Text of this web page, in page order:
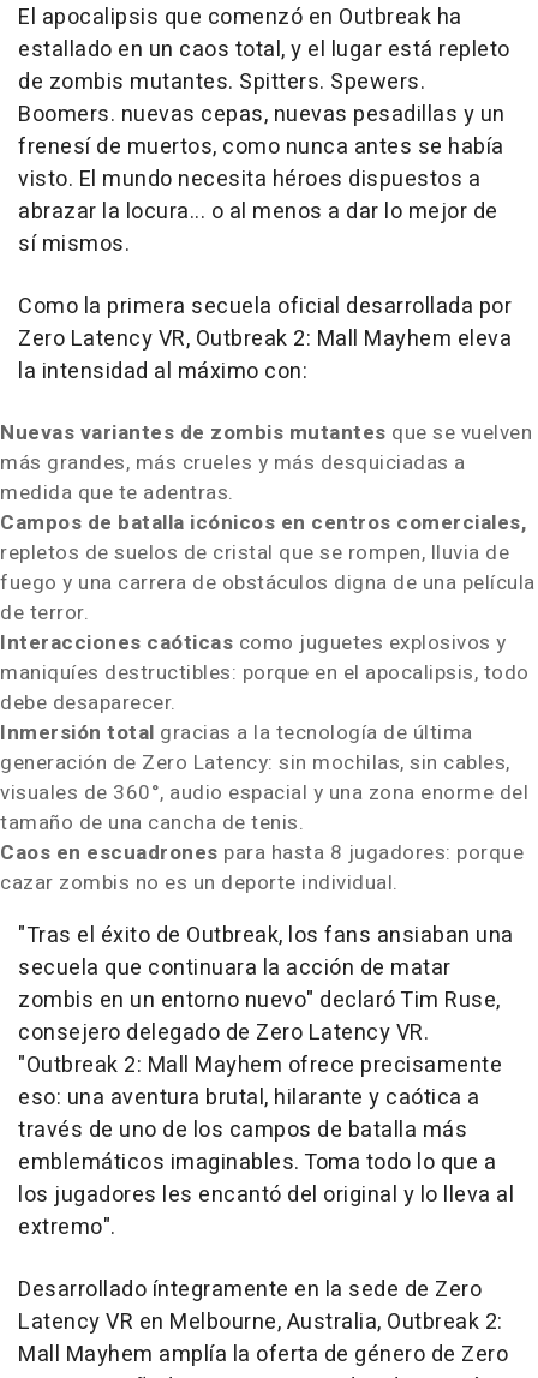
El apocalipsis que comenzó en Outbreak ha
estallado en un caos total, y el lugar está repleto
de zombis mutantes. Spitters. Spewers.
Boomers. nuevas cepas, nuevas pesadillas y un
frenesí de muertos, como nunca antes se había
visto. El mundo necesita héroes dispuestos a
abrazar la locura... o al menos a dar lo mejor de
sí mismos.
Como la primera secuela oficial desarrollada por
Zero Latency VR, Outbreak 2: Mall Mayhem eleva
la intensidad al máximo con:
Nuevas variantes de zombis mutantes que se vuelven
más grandes, más crueles y más desquiciadas a
medida que te adentras.
Campos de batalla icónicos en centros comerciales,
repletos de suelos de cristal que se rompen, lluvia de
fuego y una carrera de obstáculos digna de una película
de terror.
Interacciones caóticas como juguetes explosivos y
maniquíes destructibles: porque en el apocalipsis, todo
debe desaparecer.
Inmersión total gracias a la tecnología de última
generación de Zero Latency: sin mochilas, sin cables,
visuales de 360°, audio espacial y una zona enorme del
tamaño de una cancha de tenis.
Caos en escuadrones para hasta 8 jugadores: porque
cazar zombis no es un deporte individual.
"Tras el éxito de Outbreak, los fans ansiaban una
secuela que continuara la acción de matar
zombis en un entorno nuevo" declaróTim Ruse,
consejero delegado de Zero Latency VR.
"Outbreak 2: Mall Mayhem ofrece precisamente
eso: una aventura brutal, hilarante y caótica a
través de uno de los campos de batalla más
emblemáticos imaginables. Toma todo lo que a
los jugadores les encantó del original y lo lleva al
extremo".
Desarrollado íntegramente en la sede de Zero
Latency VR en Melbourne, Australia, Outbreak 2:
Mall Mayhem amplía la oferta de género de Zero